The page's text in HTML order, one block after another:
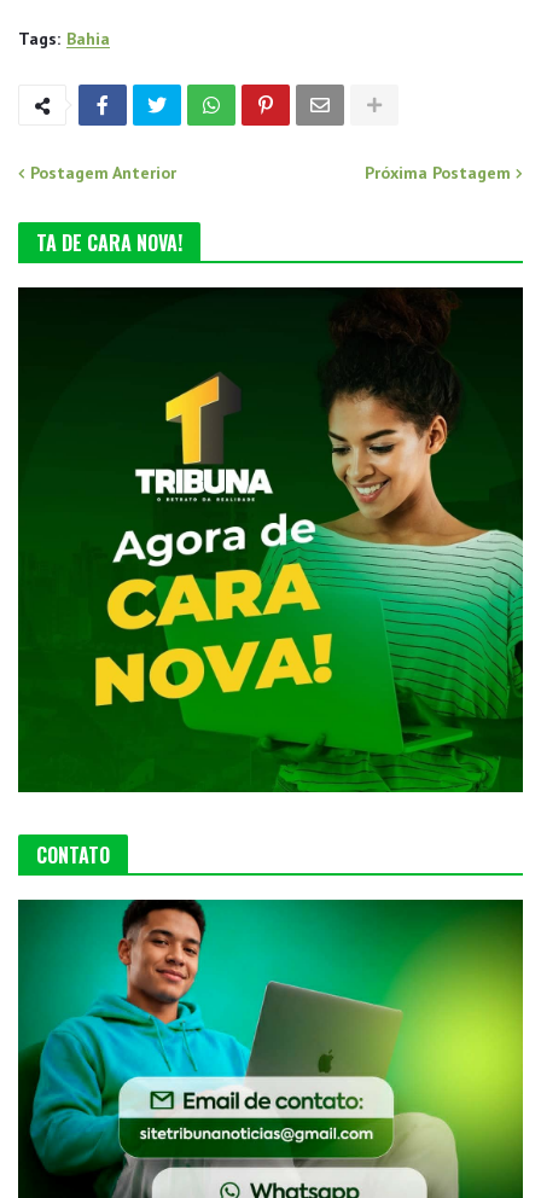
Tags: Bahia
Postagem Anterior Próxima Postagem
TA DE CARA NOVA!
CONTATO